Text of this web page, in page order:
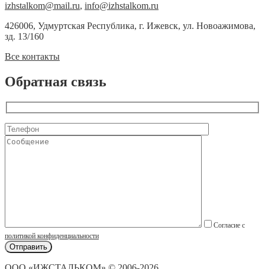
izhstalkom@mail.ru, info@izhstalkom.ru
426006, Удмуртская Республика, г. Ижевск, ул. Новоажимова,
зд. 13/160
Все контакты
Обратная связь
Согласие с
политикой конфиденциальности